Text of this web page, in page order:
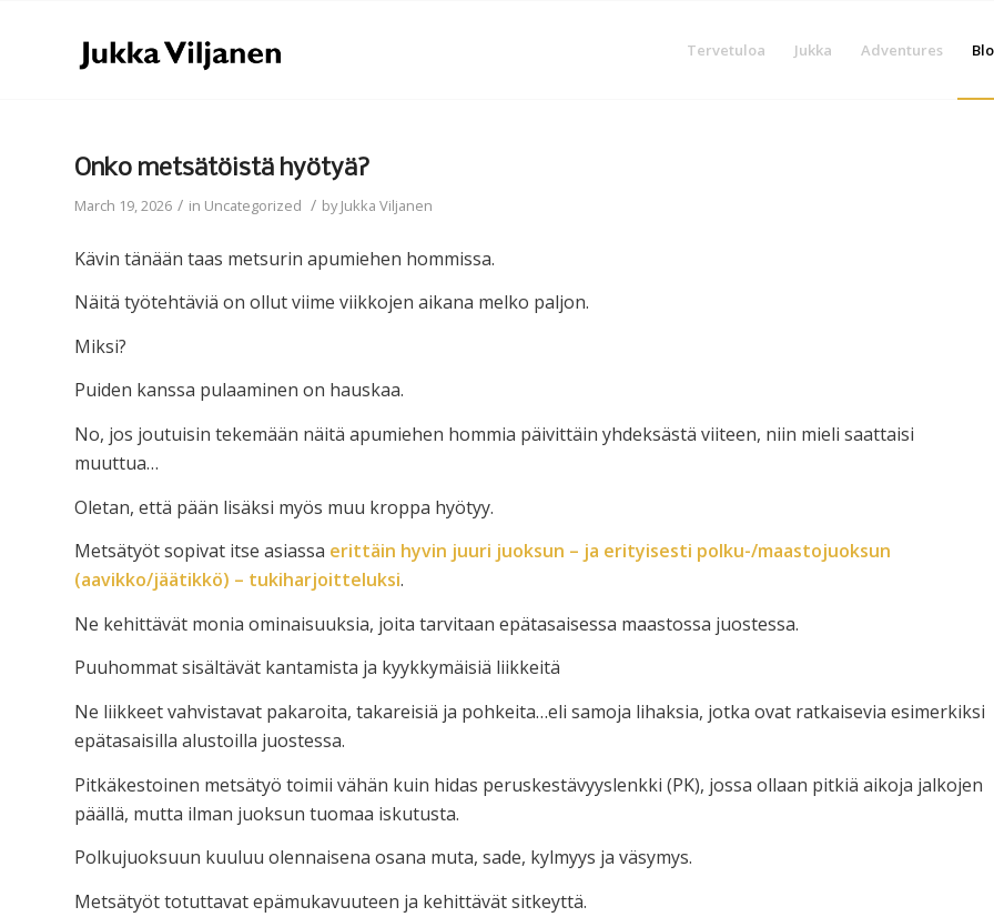
Tervetuloa Jukka Adventures
Onko metsätöistä hyötyä?
March 19, 2026 / in Uncategorized / byJukka Viljanen
Kävin tänään taas metsurin apumiehen hommissa.
Näitä työtehtäviä on ollut viime viikkojen aikana melko paljon.
Miksi?
Puiden kanssa pulaaminen on hauskaa.
No, jos joutuisin tekemään näitä apumiehen hommia päivittäin yhdeksästä viiteen, niin mieli saattaisi
muuttua…
Oletan, että pään lisäksi myös muu kroppa hyötyy.
Metsätyöt sopivat itse asiassa erittäin hyvin juuri juoksun – ja erityisesti polku-/maastojuoksun
(aavikko/jäätikkö) – tukiharjoitteluksi.
Ne kehittävät monia ominaisuuksia, joita tarvitaan epätasaisessa maastossa juostessa.
Puuhommat sisältävät kantamista ja kyykkymäisiä liikkeitä
Ne liikkeet vahvistavat pakaroita, takareisiä ja pohkeita…eli samoja lihaksia, jotka ovat ratkaisevia esimerkiksi
epätasaisilla alustoilla juostessa.
Pitkäkestoinen metsätyö toimii vähän kuin hidas peruskestävyyslenkki (PK), jossa ollaan pitkiä aikoja jalkojen
päällä, mutta ilman juoksun tuomaa iskutusta.
Polkujuoksuun kuuluu olennaisena osana muta, sade, kylmyys ja väsymys.
Metsätyöt totuttavat epämukavuuteen ja kehittävät sitkeyttä.